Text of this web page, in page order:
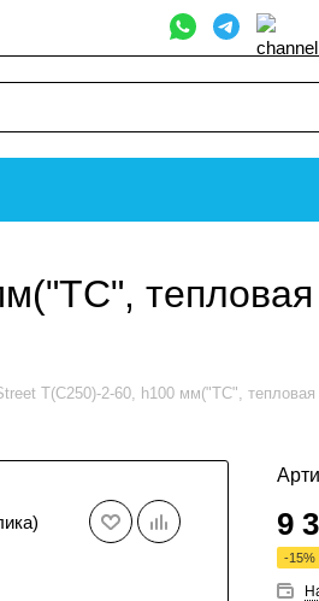
тепловая
Т(С250)-2-60, h100 мм("ТС", тепловая
9
-15%